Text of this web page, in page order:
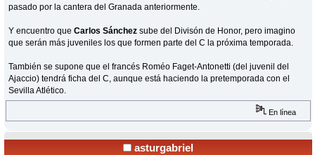
pasado por la cantera del Granada anteriormente.
Y encuentro queCarlos Sánchez sube del Divisón de Honor, pero imagino
que serán más juveniles los que formen parte del C la próxima temporada.
También se supone que el francés Roméo Faget-Antonetti (del juvenil del
Ajaccio) tendrá ficha del C, aunque está haciendo la pretemporada con el
Sevilla Atlético.
En línea
asturgabriel